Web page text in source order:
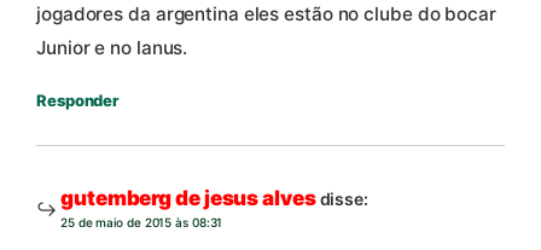
jogadores da argentina eles estão no clube do bocar
Junior e no lanus.
Responder
gutemberg de jesus alvesdisse:
25 de maio de 2015 às 08:31